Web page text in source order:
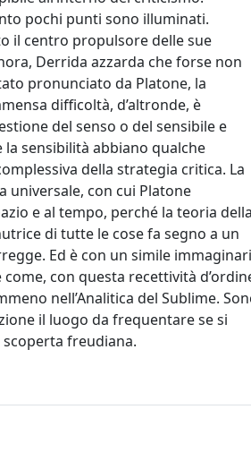
pochi punti sono illuminati.
il centro propulsore delle sue
Derrida azzarda che forse non
pronunciato da Platone, la
difficoltà, d’altronde, è
del senso o del sensibile e
la sensibilità abbiano qualche
della strategia critica. La
universale, con cui Platone
e al tempo, perché la teoria della
di tutte le cose fa segno a un
Ed è con un simile
con questa recettività
nell’Analitica del Sublime.
il luogo da frequentare se si
scoperta freudiana.